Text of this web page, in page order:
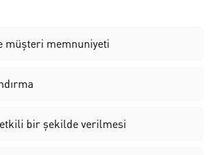
müşteri memnuniyeti
etkili bir şekilde verilmesi